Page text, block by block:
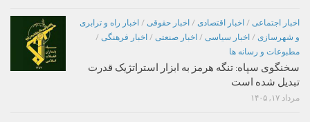
اخبار اجتماعی / اخبار اقتصادی / اخبار حقوقی / اخبار راه و ترابری
و شهرسازی / اخبار سیاسی / اخبار صنعتی / اخبار فرهنگی /
مطبوعات و رسانه ها
سخنگوی سپاه: تنگه هرمز به ابزار استراتژیک قدرت
تبدیل شده است
مرداد ۱۷, ۱۴۰۵